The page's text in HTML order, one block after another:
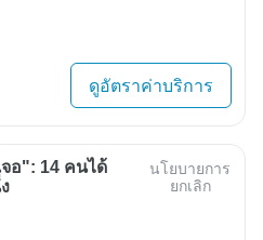
ดูอัตราค่าบริการ
อ": 14 คนได้
นโยบายการ
ยกเลิก